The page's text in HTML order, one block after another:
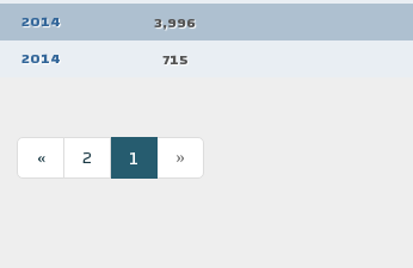
3,996
2014
715
2014
«
1
2
»